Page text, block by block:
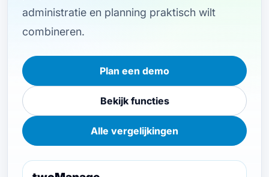
administratie en planning praktisch wilt
combineren.
Plan een demo
Bekijk functies
Alle vergelijkingen